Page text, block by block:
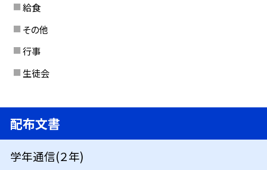
給食
その他
行事
生徒会
配布文書
学年通信(２年)